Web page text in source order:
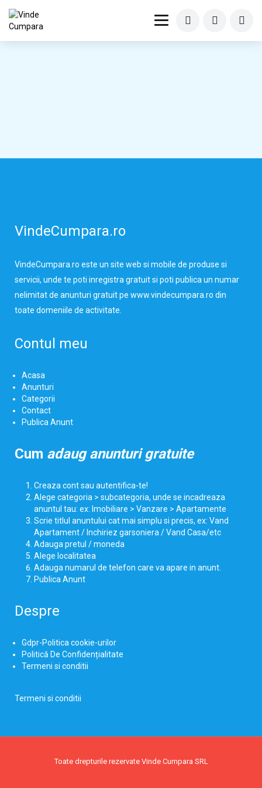
VindeCumpara.ro
VindeCumpara.ro este un site web si mobile de produse si
servicii, unde te poti inregistra gratuit si poti publica un numar
nelimitat de anunturi gratuit pe www.vindecumpara.ro din
toate domeniile de activitate.
Contul meu
Acasa
Anunturi
Categorii
Contact
Publica Anunt
Cum adaug anunturi gratuite
Creaza cont sau autentifica-te!
Alege categoria > subcategoria, unde se incadreaza
anuntul tau: ex: Imobiliare > Vanzare > Apartamente
Scrie titlul anuntului cat mai simplu si precis, ex: Vand
Apartament / Inchiriez garsoniera / Vand Casa/etc
Adauga pretul / moneda
Alege localitatea
Adauga numarul de telefon care va apare in anunt.
Publica Anunt
Despre
Gdpr-Politica cookie-urilor
Politică De Confidențialitate
Termeni si conditii
Termeni si conditii
Toate drepturile rezervate Vinde Cumpara SRL